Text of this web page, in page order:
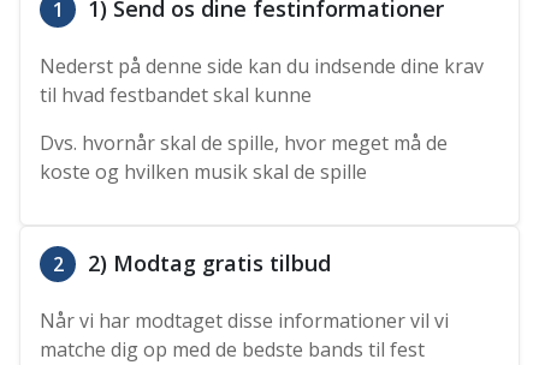
1 1) Send os dine festinformationer
Nederst på denne side kan du indsende dine krav
til hvad festbandet skal kunne
Dvs. hvornår skal de spille, hvor meget må de
koste og hvilken musik skal de spille
2 2) Modtag gratis tilbud
Når vi har modtaget disse informationer vil vi
matche dig op med de bedste bands til fest